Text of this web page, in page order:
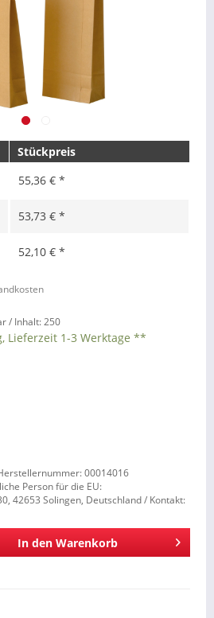
Stückpreis
55,36 € *
53,73 € *
52,10 € *
/ Inhalt:250
Lieferzeit 1-3 Werktage **
00014016
Person für die EU:
42653 Solingen, Deutschland / Kontakt:
In den Warenkorb